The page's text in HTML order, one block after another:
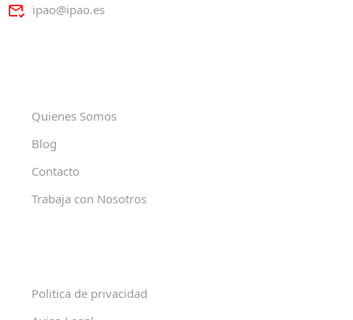
ipao@ipao.es
Quienes Somos
Blog
Contacto
Trabaja con Nosotros
Politica de privacidad